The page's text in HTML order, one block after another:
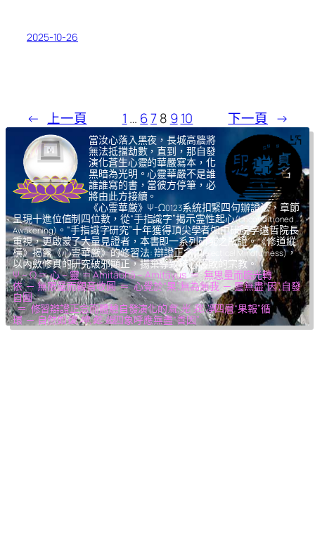
2025-10-26
← 上一頁 1 … 678 9 10 下一頁 →
當汝心落入黑夜，長城高牆將
無法抵擋劫數，直到，那自發
演化蒼生心靈的華嚴寫本，化
黑暗為光明。心靈華嚴不是誰
誰誰寫的書，當彼方停筆，必
將由此方接續。
《心霊華厳》Ψ-Ω0123系統扣緊四句辦證法，章節
呈現十進位值制四位數，從“手指識字”揭示霊性起心(Unconditioned
Awakening) 。“手指識字研究”十年獲得頂尖學者如中研院李遠哲院長
重視，更啟蒙了大量見證者，本書即一系列研究之所證。《修道縱
橫》揭露《心霊華厳》的修習法: 辯證正念(Dialectical Mindfulness)，
以內斂修真的研究破邪顯正，揚棄導致核心腐敗的宗教。
Ψ – Ω ＝ 心 – 靈 ＝ Amitābhā – Amitāyus ＝ 無思量而臨光轉
依 ─ 無限量而觀音收圓 ＝ 心覺於“果”,無為無我 ─ 靈無盡“因”,自發
自圓
＝ 修習辯證正念而體驗自發演化的氣,光,我,凈四層“果報”循
環 ─ 自然如復,坤,乾,逅四象呼應無盡“善因”